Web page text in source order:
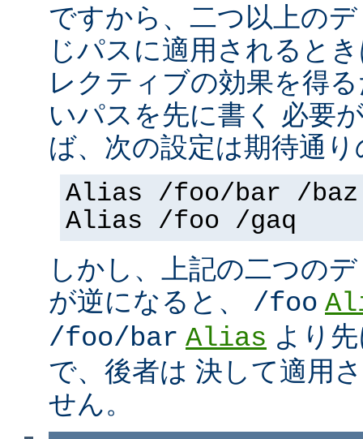
ですから、二つ以上の
じパスに適用されると
レクティブの効果を得
いパスを先に書く 必要
ば、次の設定は期待通
Alias /foo/bar /baz
Alias /foo /gaq
しかし、上記の二つの
が逆になると、 /foo
/foo/bar Alias より
で、後者は 決して適用
せん。